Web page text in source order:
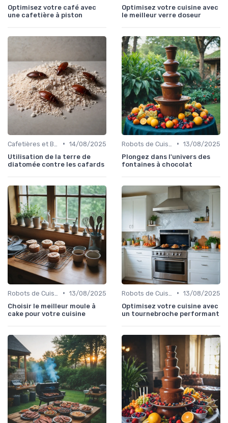
Optimisez votre café avec
une cafetière à piston
Optimisez votre cuisine avec
le meilleur verre doseur
• 14/08/2025
Utilisation de la terre de
diatomée contre les cafards
• 13/08/2025
Plongez dans l'univers des
fontaines à chocolat
• 13/08/2025
Choisir le meilleur moule à
cake pour votre cuisine
• 13/08/2025
Optimisez votre cuisine avec
un tournebroche performant